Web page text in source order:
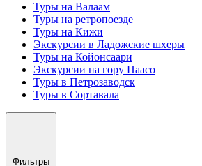
Туры на Валаам
Туры на ретропоезде
Туры на Кижи
Экскурсии в Ладожские шхеры
Туры на Койонсаари
Экскурсии на гору Паасо
Туры в Петрозаводск
Туры в Сортавала
Фильтры